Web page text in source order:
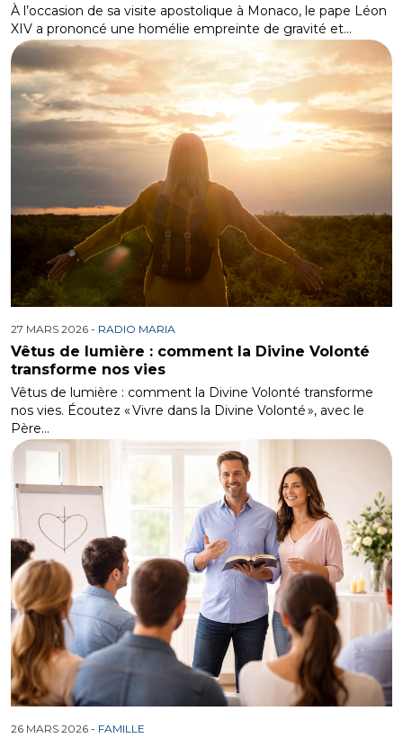
À l’occasion de sa visite apostolique à Monaco, le pape Léon
XIV a prononcé une homélie empreinte de gravité et…
27 MARS 2026 - RADIO MARIA
Vêtus de lumière : comment la Divine Volonté
transforme nos vies
Vêtus de lumière : comment la Divine Volonté transforme
nos vies. Écoutez « Vivre dans la Divine Volonté », avec le
Père…
26 MARS 2026 - FAMILLE